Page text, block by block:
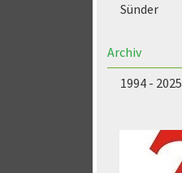
Sünder
Archiv
1994 - 2025